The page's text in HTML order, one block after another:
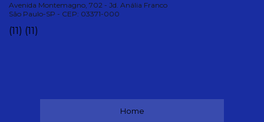
Avenida Montemagno, 702 - Jd. Anália Franco
São Paulo-SP - CEP: 03371-000
(11) (11)
Home